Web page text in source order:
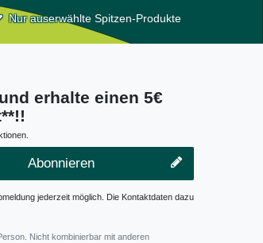
Nur auserwählte Spitzen-Produkte
erhalte einen 5€
Abonnieren
jederzeit möglich. Die Kontaktdaten dazu
Nicht kombinierbar mit anderen